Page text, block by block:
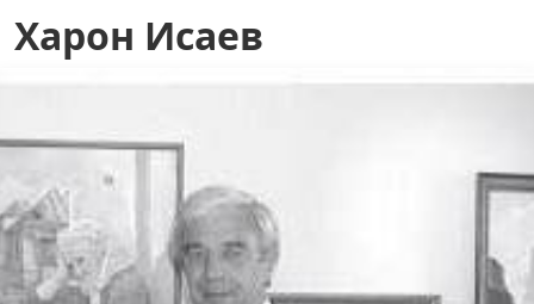
Харон Исаев